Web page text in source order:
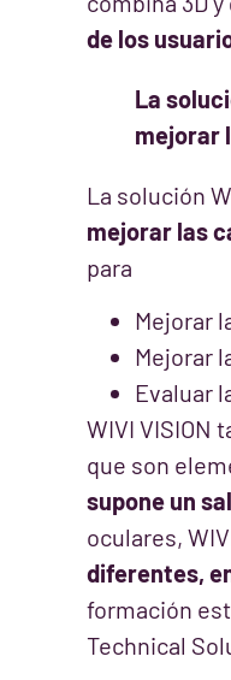
de los
La
mejorar
La solución
mejorar las
para
Mejorar
Mejorar
Evaluar
WIVI VISION
que son
supone un
oculares,
diferentes,
formación
Technical